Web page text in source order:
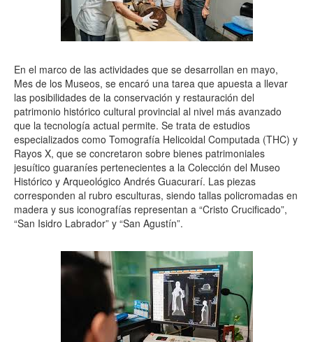
En el marco de las actividades que se desarrollan en mayo,
Mes de los Museos, se encaró una tarea que apuesta a llevar
las posibilidades de la conservación y restauración del
patrimonio histórico cultural provincial al nivel más avanzado
que la tecnología actual permite. Se trata de estudios
especializados como Tomografía Helicoidal Computada (THC) y
Rayos X, que se concretaron sobre bienes patrimoniales
jesuítico guaraníes pertenecientes a la Colección del Museo
Histórico y Arqueológico Andrés Guacurarí. Las piezas
corresponden al rubro esculturas, siendo tallas policromadas en
madera y sus iconografías representan a “Cristo Crucificado”,
“San Isidro Labrador” y “San Agustín”.